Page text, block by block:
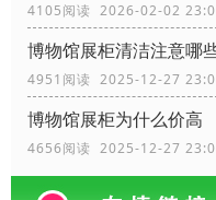
4105阅读 2026-02-02
博物馆展柜清洁注意哪
4951阅读 2025-12-27
博物馆展柜为什么价高
4656阅读 2025-12-27